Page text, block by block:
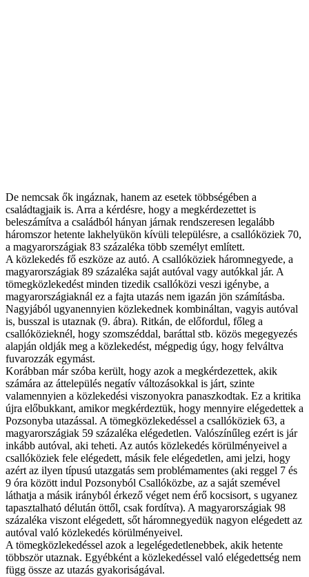
De nemcsak ők ingáznak, hanem az esetek többségében a
családtagjaik is. Arra a kérdésre, hogy a megkérdezettet is
beleszámítva a családból hányan járnak rendszeresen legalább
háromszor hetente lakhelyükön kívüli településre, a csallóköziek 70,
a magyarországiak 83 százaléka több személyt említett.
A közlekedés fő eszköze az autó. A csallóköziek háromnegyede, a
magyarországiak 89 százaléka saját autóval vagy autókkal jár. A
tömegközlekedést minden tizedik csallóközi veszi igénybe, a
magyarországiaknál ez a fajta utazás nem igazán jön számításba.
Nagyjából ugyanennyien közlekednek kombináltan, vagyis autóval
is, busszal is utaz­nak (9. ábra). Ritkán, de előfordul, főleg a
csallóközieknél, hogy szomszéddal, ba­ráttal stb. közös megegyezés
alapján oldják meg a közlekedést, mégpedig úgy, hogy felváltva
fuvarozzák egymást.
Korábban már szóba került, hogy azok a megkérdezettek, akik
számára az áttelepülés negatív változásokkal is járt, szinte
valamennyien a közlekedési viszonyokra panaszkodtak. Ez a kritika
újra előbukkant, amikor megkérdeztük, hogy mennyire elégedettek a
Pozsonyba utazással. A tömegközlekedéssel a csallóköziek 63, a
magyarországiak 59 százaléka elégedetlen. Valószínűleg ezért is jár
inkább autóval, aki teheti. Az autós közlekedés körülményeivel a
csallóköziek fele elégedett, másik fele elégedetlen, ami jelzi, hogy
azért az ilyen típusú utazgatás sem problémamentes (aki reggel 7 és
9 óra között indul Pozsonyból Csallóközbe, az a saját szemével
láthatja a másik irányból érkező véget nem érő kocsisort, s ugyanez
tapasztalható délután öttől, csak fordítva). A magyarországiak 98
százaléka viszont elégedett, sőt háromnegyedük nagyon elégedett az
autóval való közlekedés körülményeivel.
A tömegközlekedéssel azok a legelégedetlenebbek, akik hetente
többször utaznak. Egyébként a közlekedéssel való elégedettség nem
függ össze az utazás gyakoriságával.